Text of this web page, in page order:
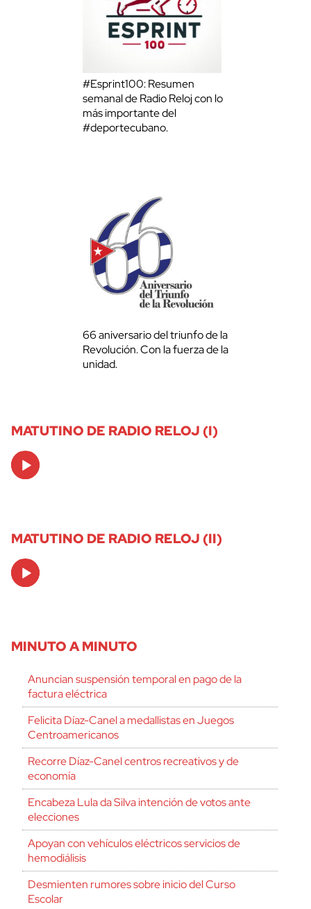
#Esprint100: Resumen
semanal de Radio Reloj con lo
más importante del
#deportecubano.
66 aniversario del triunfo de la
Revolución. Con la fuerza de la
unidad.
MATUTINO DE RADIO RELOJ (I)
Audio
Player
MATUTINO DE RADIO RELOJ (II)
Audio
Player
MINUTO A MINUTO
Anuncian suspensión temporal en pago de la
factura eléctrica
Felicita Díaz-Canel a medallistas en Juegos
Centroamericanos
Recorre Díaz-Canel centros recreativos y de
economía
Encabeza Lula da Silva intención de votos ante
elecciones
Apoyan con vehículos eléctricos servicios de
hemodiálisis
Desmienten rumores sobre inicio del Curso
Escolar